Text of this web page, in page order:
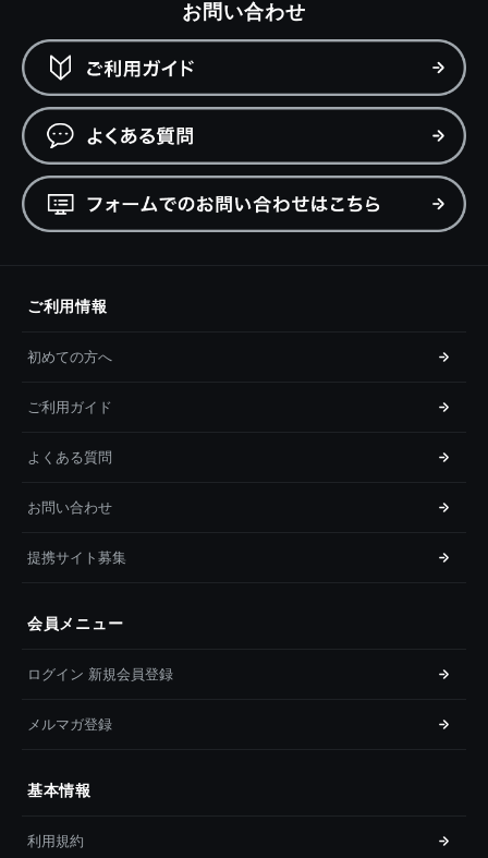
お問い合わせ
ご利用情報
初めての方へ
ご利用ガイド
よくある質問
お問い合わせ
提携サイト募集
会員メニュー
ログイン 新規会員登録
メルマガ登録
基本情報
利用規約